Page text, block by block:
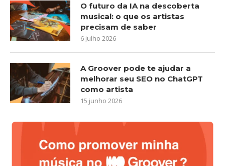
O futuro da IA na descoberta
musical: o que os artistas
precisam de saber
6 julho 2026
A Groover pode te ajudar a
melhorar seu SEO no ChatGPT
como artista
15 junho 2026